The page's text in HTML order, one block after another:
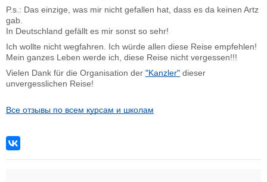
P.s.: Das einzige, was mir nicht gefallen hat, dass es da keinen Artz
gab.
In Deutschland gefällt es mir sonst so sehr!
Ich wollte nicht wegfahren. Ich würde allen diese Reise empfehlen!
Mein ganzes Leben werde ich, diese Reise nicht vergessen!!!
Vielen Dank für die Organisation der "Kanzler" dieser
unvergesslichen Reise!
Все отзывы по всем курсам и школам